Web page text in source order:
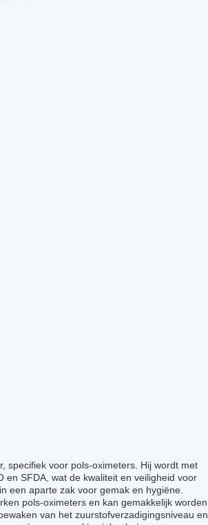
specifiek voor pols-oximeters. Hij wordt met
en SFDA, wat de kwaliteit en veiligheid voor
een aparte zak voor gemak en hygiëne.
pols-oximeters en kan gemakkelijk worden
van het zuurstofverzadigingsniveau en